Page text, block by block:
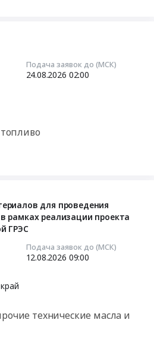
Подача заявок до (МСК)
24.08.2026 02:00
для проведения
рамках реализации проекта
ГРЭС
Подача заявок до (МСК)
12.08.2026 09:00
технические масла и